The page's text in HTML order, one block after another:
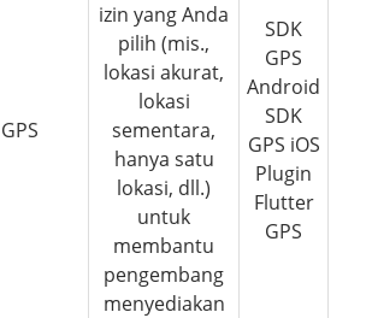
GPS
izin yang Anda
pilih (mis.,
lokasi akurat,
lokasi
sementara,
hanya satu
lokasi, dll.)
untuk
membantu
pengembang
menyediakan
SDK
GPS
Android
SDK
GPS iOS
Plugin
Flutter
GPS